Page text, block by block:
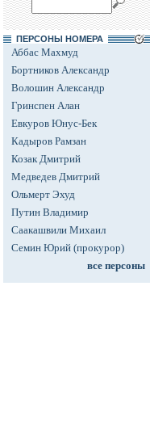
ПЕРСОНЫ НОМЕРА
Аббас Махмуд
Бортников Александр
Волошин Александр
Гринспен Алан
Евкуров Юнус-Бек
Кадыров Рамзан
Козак Дмитрий
Медведев Дмитрий
Ольмерт Эхуд
Путин Владимир
Саакашвили Михаил
Семин Юрий (прокурор)
все персоны